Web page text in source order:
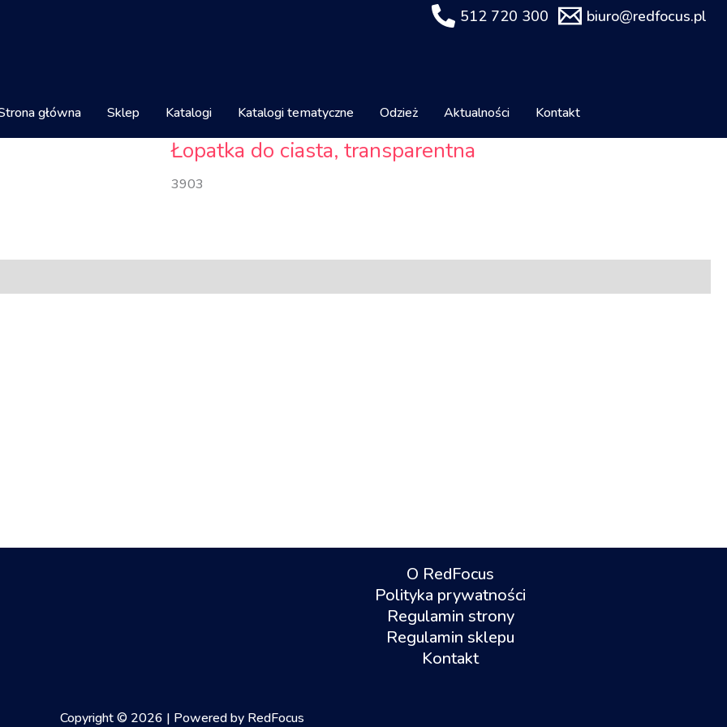
512 720 300 biuro@redfocus.pl
główna Sklep Katalogi Katalogi tematyczne Odzież Aktualności Kontakt
Łopatka do ciasta, transparentna
3903
O RedFocus
Polityka prywatności
Regulamin strony
Regulamin sklepu
Kontakt
Copyright © 2026 | Powered by RedFocus